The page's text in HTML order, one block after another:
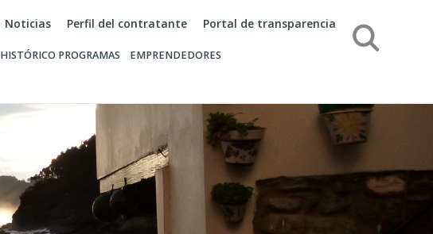
Noticias Perfil del contratante Portal de transparencia
HISTÓRICO PROGRAMAS EMPRENDEDORES
Búsqueda